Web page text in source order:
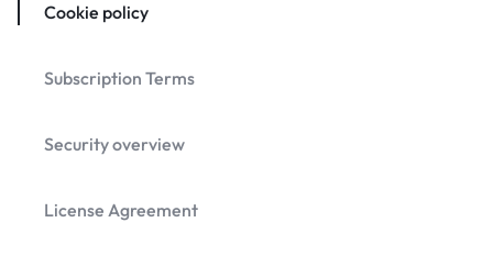
Cookie policy
Subscription Terms
Security overview
License Agreement